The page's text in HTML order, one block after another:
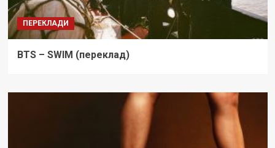
ПЕРЕКЛАДИ
BTS – SWIM (переклад)